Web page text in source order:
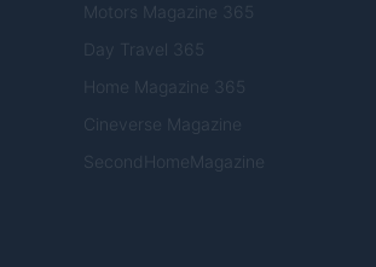
Motors Magazine 365
Day Travel 365
Home Magazine 365
Cineverse Magazine
SecondHomeMagazine